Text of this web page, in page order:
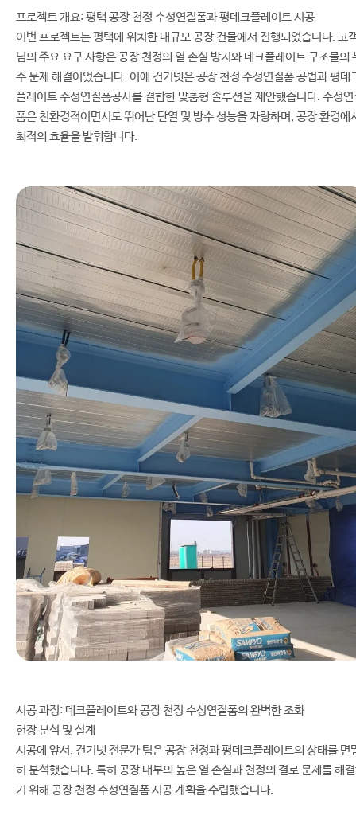
프로젝트 개요: 평택 공장 천정 수성연질폼과 평데크플레이트 시공
이번 프로젝트는 평택에 위치한 대규모 공장 건물에서 진행되었습니다. 고
님의 주요 요구 사항은 공장 천정의 열 손실 방지와 데크플레이트 구조물의
수 문제 해결이었습니다. 이에 건기넷은 공장 천정 수성연질폼 공법과 평데
플레이트 수성연질폼공사를 결합한 맞춤형 솔루션을 제안했습니다. 수성연
폼은 친환경적이면서도 뛰어난 단열 및 방수 성능을 자랑하며, 공장 환경에
최적의 효율을 발휘합니다.
시공 과정: 데크플레이트와 공장 천정 수성연질폼의 완벽한 조화
현장 분석 및 설계
시공에 앞서, 건기넷 전문가 팀은 공장 천정과 평데크플레이트의 상태를 면
히 분석했습니다. 특히 공장 내부의 높은 열 손실과 천정의 결로 문제를 해
기 위해 공장 천정 수성연질폼 시공 계획을 수립했습니다.